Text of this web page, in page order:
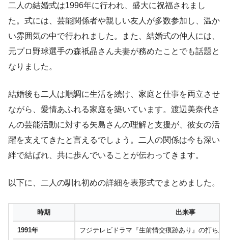
二人の結婚式は1996年に行われ、盛大に祝福されまし
た。式には、芸能関係者や親しい友人が多数参加し、温か
い雰囲気の中で行われました。また、結婚式の仲人には、
元プロ野球選手の森祇晶さん夫妻が務めたことでも話題と
なりました。
結婚後も二人は順調に生活を続け、家庭と仕事を両立させ
ながら、愛情あふれる家庭を築いています。渡辺美奈代さ
んの芸能活動に対する矢島さんの理解と支援が、彼女の活
躍を支えてきたと言えるでしょう。二人の関係は今も深い
絆で結ばれ、共に歩んでいることが伝わってきます。
以下に、二人の馴れ初めの詳細を表形式でまとめました。
時期 出来事
1991年 フジテレビドラマ『生前情交痕跡あり』の打ち上